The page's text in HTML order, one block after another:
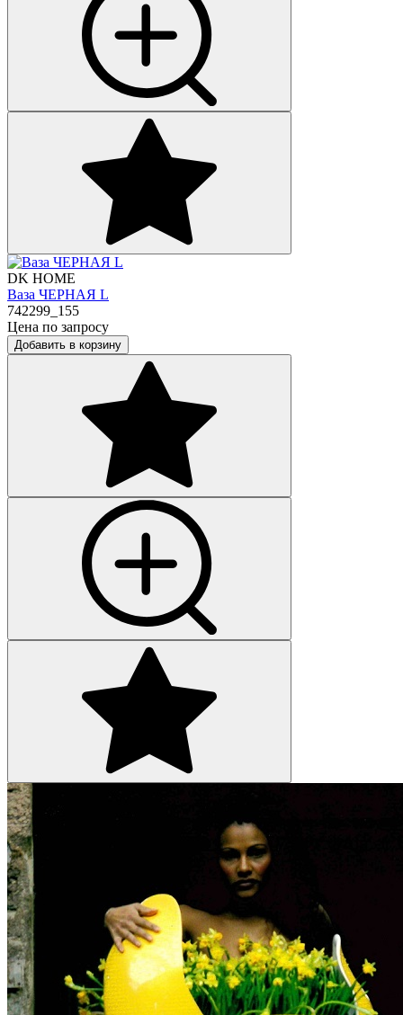
DK HOME
Ваза ЧЕРНАЯ L
742299_155
Цена по запросу
Добавить в корзину